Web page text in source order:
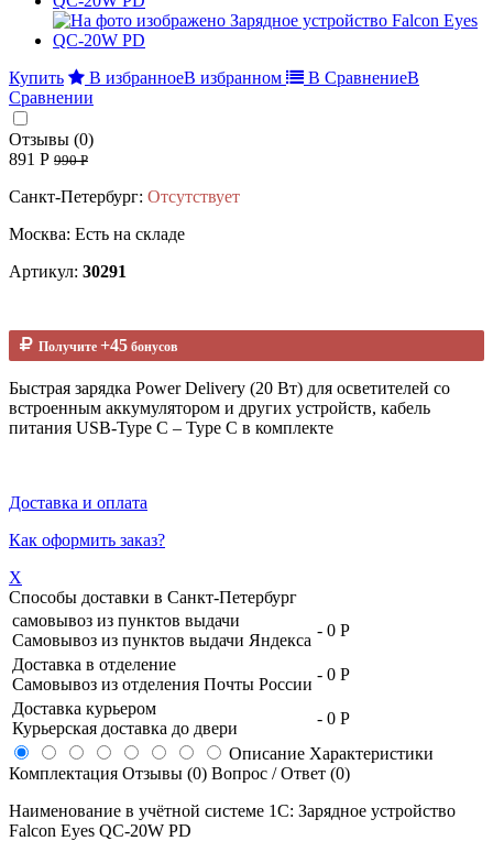
Купить В избранноеВ избранном В СравнениеВ
Сравнении
Отзывы (0)
891 Р 990 Р
Санкт-Петербург: Отсутствует
Москва: Есть на складе
Артикул: 30291
Получите +45 бонусов
Быстрая зарядка Power Delivery (20 Вт) для осветителей со
встроенным аккумулятором и других устройств, кабель
питания USB-Type C – Type C в комплекте
Доставка и оплата
Как оформить заказ?
X
Способы доставки в Санкт-Петербург
самовывоз из пунктов выдачи
Самовывоз из пунктов выдачи Яндекса
- 0 Р
Доставка в отделение
Самовывоз из отделения Почты России
- 0 Р
Доставка курьером
Курьерская доставка до двери
- 0 Р
Описание Характеристики
Комплектация Отзывы (0) Вопрос / Ответ (0)
Наименование в учётной системе 1С: Зарядное устройство
Falcon Eyes QC-20W PD